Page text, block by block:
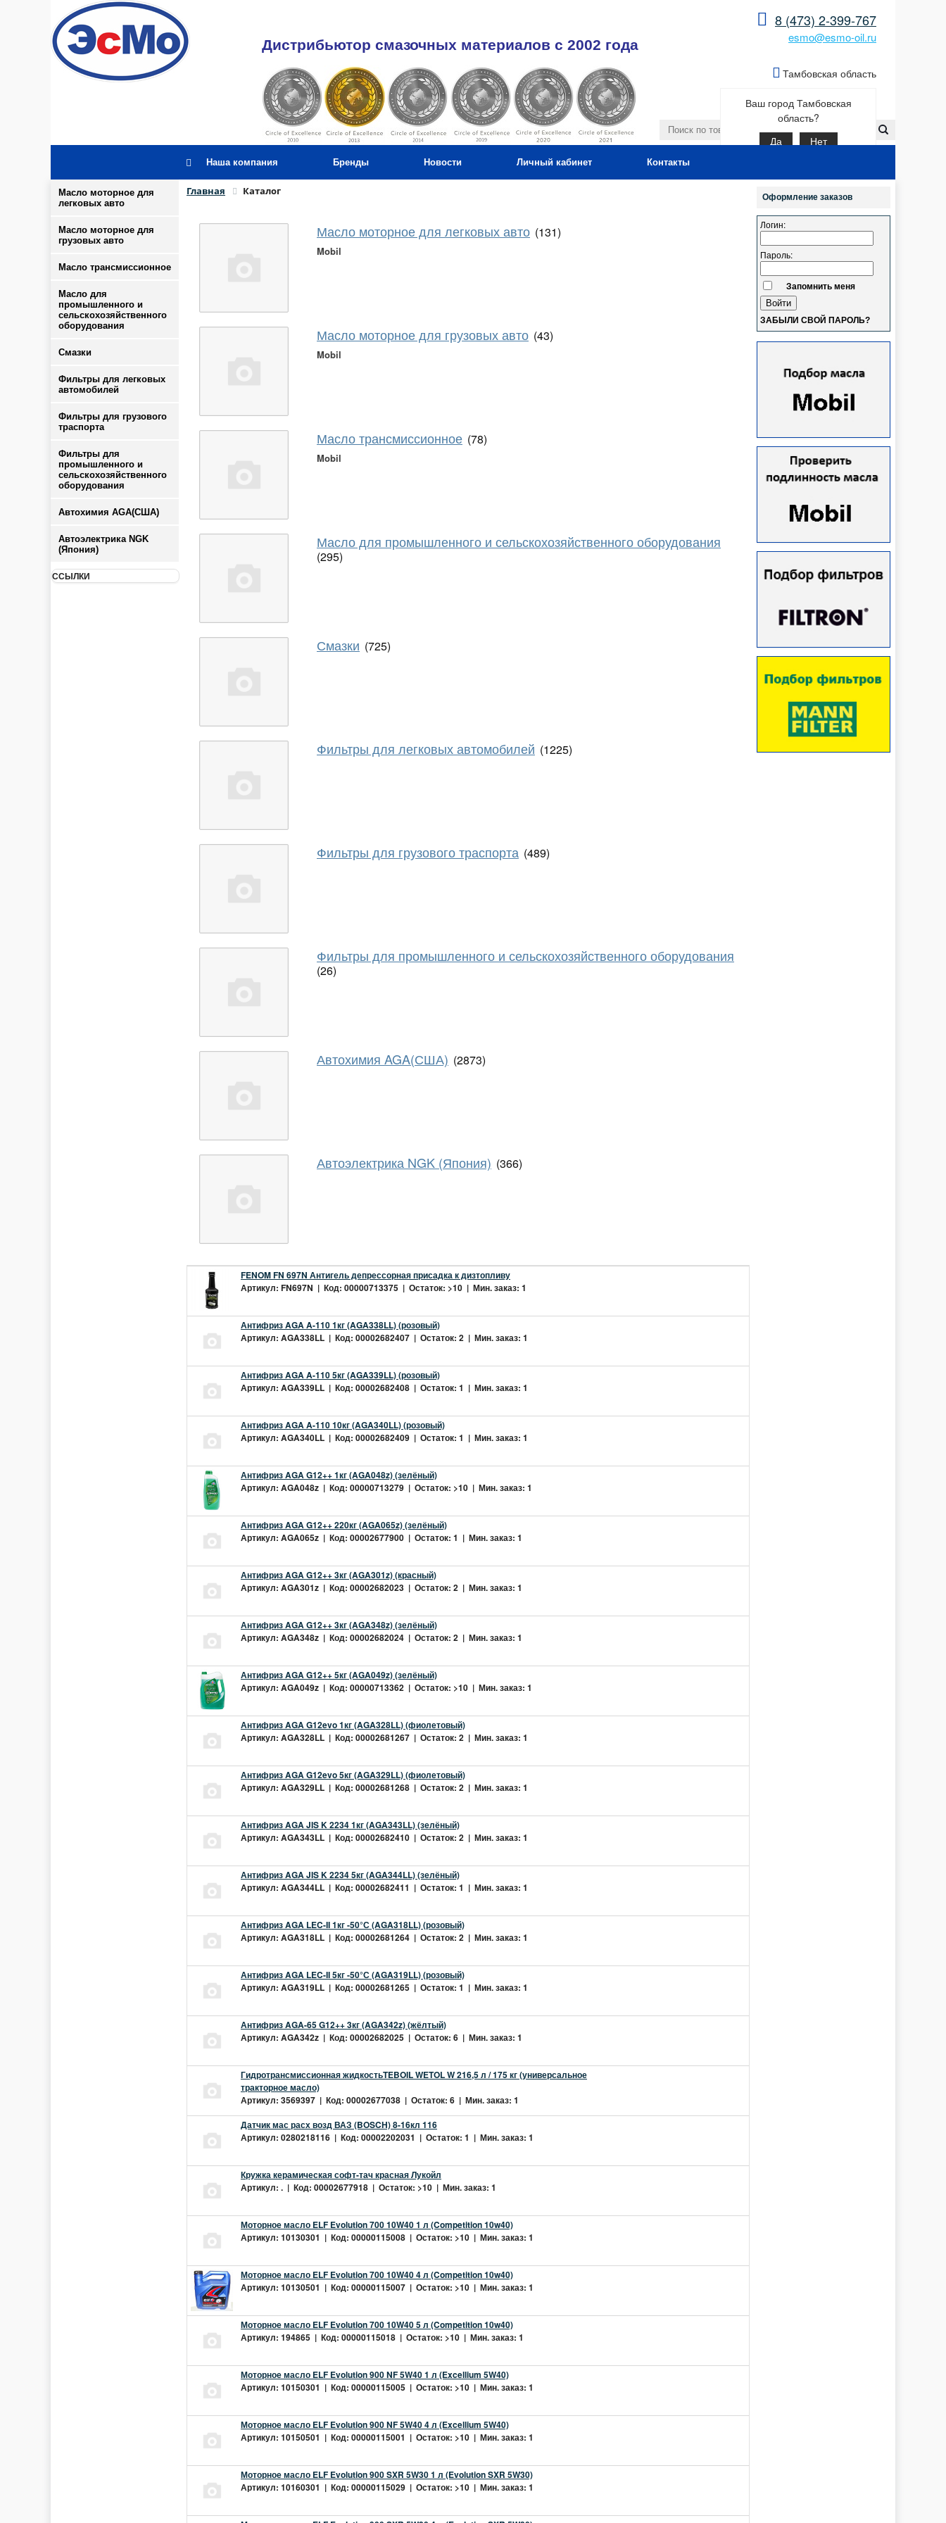
8 (473) 2-399-767
esmo@esmo-oil.ru
Дистрибьютор смазочных материалов c 2002 года
Тамбовская область
Ваш город Тамбовская
область?
Да Нет
Наша компания Бренды Новости Личный кабинет Контакты
Масло моторное для
легковых авто
Масло моторное для
грузовых авто
Масло трансмиссионное
Масло для
промышленного и
сельскохозяйственного
оборудования
Смазки
Фильтры для легковых
автомобилей
Фильтры для грузового
траспорта
Фильтры для
промышленного и
сельскохозяйственного
оборудования
Автохимия AGA(США)
Автоэлектрика NGK
(Япония)
ССЫЛКИ
Главная Каталог
Масло моторное для легковых авто (131)
Mobil
Масло моторное для грузовых авто (43)
Mobil
Масло трансмиссионное (78)
Mobil
Масло для промышленного и сельскохозяйственного оборудования
(295)
Смазки (725)
Фильтры для легковых автомобилей (1225)
Фильтры для грузового траспорта (489)
Фильтры для промышленного и сельскохозяйственного оборудования
(26)
Автохимия AGA(США) (2873)
Автоэлектрика NGK (Япония) (366)
FENOM FN 697N Антигель депрессорная присадка к дизтопливу
Артикул: FN697N | Код: 00000713375 | Остаток: >10 | Мин. заказ: 1
Антифриз AGA A-110 1кг (AGA338LL) (розовый)
Артикул: AGA338LL | Код: 00002682407 | Остаток: 2 | Мин. заказ: 1
Антифриз AGA A-110 5кг (AGA339LL) (розовый)
Артикул: AGA339LL | Код: 00002682408 | Остаток: 1 | Мин. заказ: 1
Антифриз AGA A-110 10кг (AGA340LL) (розовый)
Артикул: AGA340LL | Код: 00002682409 | Остаток: 1 | Мин. заказ: 1
Антифриз AGA G12++ 1кг (AGA048z) (зелёный)
Артикул: AGA048z | Код: 00000713279 | Остаток: >10 | Мин. заказ: 1
Антифриз AGA G12++ 220кг (AGA065z) (зелёный)
Артикул: AGA065z | Код: 00002677900 | Остаток: 1 | Мин. заказ: 1
Антифриз AGA G12++ 3кг (AGA301z) (красный)
Артикул: AGA301z | Код: 00002682023 | Остаток: 2 | Мин. заказ: 1
Антифриз AGA G12++ 3кг (AGA348z) (зелёный)
Артикул: AGA348z | Код: 00002682024 | Остаток: 2 | Мин. заказ: 1
Антифриз AGA G12++ 5кг (AGA049z) (зелёный)
Артикул: AGA049z | Код: 00000713362 | Остаток: >10 | Мин. заказ: 1
Антифриз AGA G12evo 1кг (AGA328LL) (фиолетовый)
Артикул: AGA328LL | Код: 00002681267 | Остаток: 2 | Мин. заказ: 1
Антифриз AGA G12evo 5кг (AGA329LL) (фиолетовый)
Артикул: AGA329LL | Код: 00002681268 | Остаток: 2 | Мин. заказ: 1
Антифриз AGA JIS K 2234 1кг (AGA343LL) (зелёный)
Артикул: AGA343LL | Код: 00002682410 | Остаток: 2 | Мин. заказ: 1
Антифриз AGA JIS K 2234 5кг (AGA344LL) (зелёный)
Артикул: AGA344LL | Код: 00002682411 | Остаток: 1 | Мин. заказ: 1
Антифриз AGA LEC-II 1кг -50°С (AGA318LL) (розовый)
Артикул: AGA318LL | Код: 00002681264 | Остаток: 2 | Мин. заказ: 1
Антифриз AGA LEC-II 5кг -50°С (AGA319LL) (розовый)
Артикул: AGA319LL | Код: 00002681265 | Остаток: 1 | Мин. заказ: 1
Антифриз AGA-65 G12++ 3кг (AGA342z) (жёлтый)
Артикул: AGA342z | Код: 00002682025 | Остаток: 6 | Мин. заказ: 1
Гидротрансмиссионная жидкостьTEBOIL WETOL W 216,5 л / 175 кг (универсальное
тракторное масло)
Артикул: 3569397 | Код: 00002677038 | Остаток: 6 | Мин. заказ: 1
Датчик мас расх возд ВАЗ (BOSCH) 8-16кл 116
Артикул: 0280218116 | Код: 00002202031 | Остаток: 1 | Мин. заказ: 1
Кружка керамическая софт-тач красная Лукойл
Артикул: . | Код: 00002677918 | Остаток: >10 | Мин. заказ: 1
Моторное масло ELF Evolution 700 10W40 1 л (Competition 10w40)
Артикул: 10130301 | Код: 00000115008 | Остаток: >10 | Мин. заказ: 1
Моторное масло ELF Evolution 700 10W40 4 л (Competition 10w40)
Артикул: 10130501 | Код: 00000115007 | Остаток: >10 | Мин. заказ: 1
Моторное масло ELF Evolution 700 10W40 5 л (Competition 10w40)
Артикул: 194865 | Код: 00000115018 | Остаток: >10 | Мин. заказ: 1
Моторное масло ELF Evolution 900 NF 5W40 1 л (Excellium 5W40)
Артикул: 10150301 | Код: 00000115005 | Остаток: >10 | Мин. заказ: 1
Моторное масло ELF Evolution 900 NF 5W40 4 л (Excellium 5W40)
Артикул: 10150501 | Код: 00000115001 | Остаток: >10 | Мин. заказ: 1
Моторное масло ELF Evolution 900 SXR 5W30 1 л (Evolution SXR 5W30)
Артикул: 10160301 | Код: 00000115029 | Остаток: >10 | Мин. заказ: 1
Оформление заказов
Логин:
Пароль:
Запомнить меня
ЗАБЫЛИ СВОЙ ПАРОЛЬ?